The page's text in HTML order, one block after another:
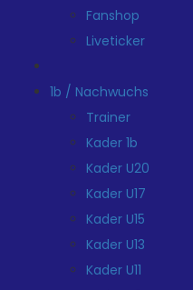
Fanshop
Liveticker
1b / Nachwuchs
Trainer
Kader 1b
Kader U20
Kader U17
Kader U15
Kader U13
Kader U11